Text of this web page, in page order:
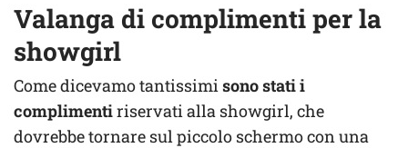
Valanga di complimenti per la
showgirl
Come dicevamo tantissimi sono stati i
complimentiriservati alla showgirl, che
dovrebbe tornare sul piccolo schermo con una